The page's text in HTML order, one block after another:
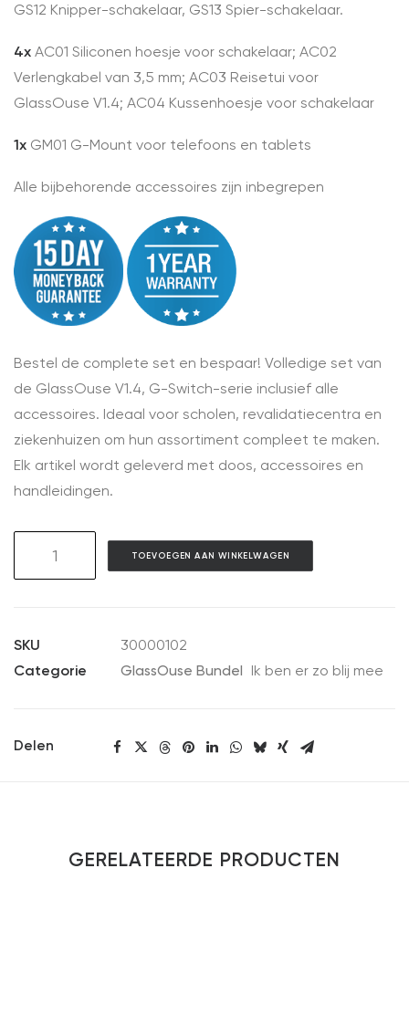
GS12 Knipper-schakelaar, GS13 Spier-schakelaar.
4x AC01 Siliconen hoesje voor schakelaar; AC02
Verlengkabel van 3,5 mm; AC03 Reisetui voor
GlassOuse V1.4; AC04 Kussenhoesje voor schakelaar
1x GM01 G-Mount voor telefoons en tablets
Alle bijbehorende accessoires zijn inbegrepen
Bestel de complete set en bespaar! Volledige set van
de GlassOuse V1.4, G-Switch-serie inclusief alle
accessoires. Ideaal voor scholen, revalidatiecentra en
ziekenhuizen om hun assortiment compleet te maken.
Elk artikel wordt geleverd met doos, accessoires en
handleidingen.
TOEVOEGEN AAN WINKELWAGEN
SKU
30000102
Categorie
GlassOuse Bundel Ik ben er zo blij mee
Delen
GERELATEERDE PRODUCTEN